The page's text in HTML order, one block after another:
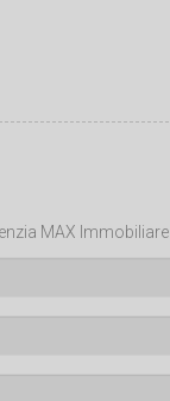
MAX Immobiliare